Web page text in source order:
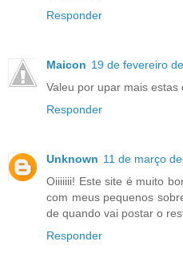
Responder
Maicon 19 de fevereiro
Valeu por upar mais estas
Responder
Unknown 11 de março
Oiiiiiii! Este site é muito
com meus pequenos
de quando vai postar o
Responder